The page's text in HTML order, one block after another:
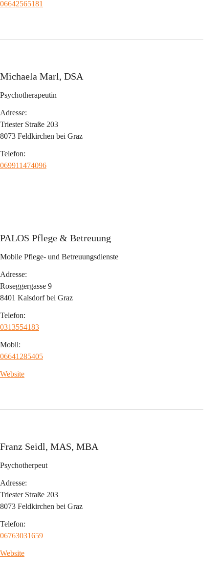
06642565181
Michaela Marl, DSA
Psychotherapeutin
Adresse:
Triester Straße 203
8073 Feldkirchen bei Graz
Telefon:
069911474096
PALOS Pflege & Betreuung
Mobile Pflege- und Betreuungsdienste
Adresse:
Roseggergasse 9
8401 Kalsdorf bei Graz
Telefon:
0313554183
Mobil:
06641285405
Website
Franz Seidl, MAS, MBA
Psychotherpeut
Adresse:
Triester Straße 203
8073 Feldkirchen bei Graz
Telefon:
06763031659
Website